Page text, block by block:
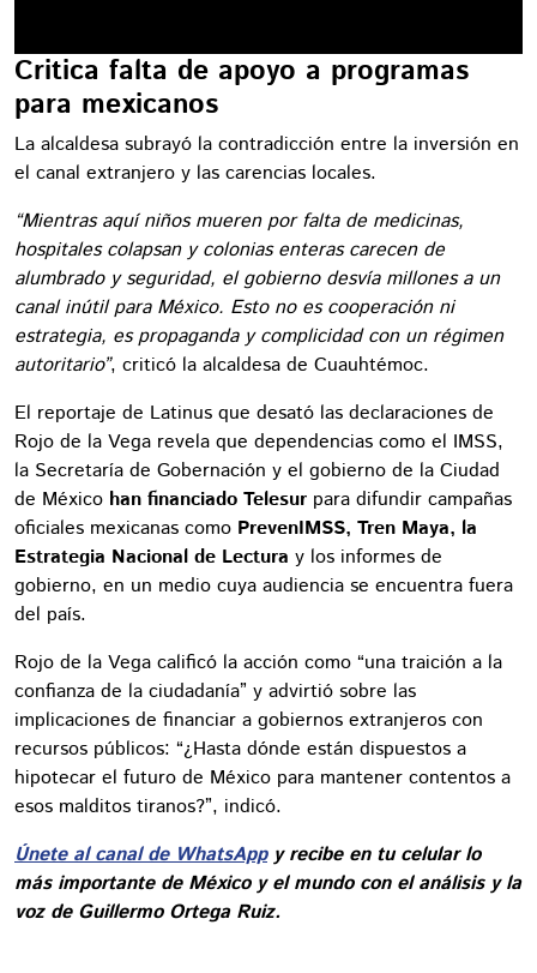
Critica falta de apoyo a programas
para mexicanos
La alcaldesa subrayó la contradicción entre la inversión en
el canal extranjero y las carencias locales.
“Mientras aquí niños mueren por falta de medicinas,
hospitales colapsan y colonias enteras carecen de
alumbrado y seguridad, el gobierno desvía millones a un
canal inútil para México. Esto no es cooperación ni
estrategia, es propaganda y complicidad con un régimen
autoritario”, criticó la alcaldesa de Cuauhtémoc.
El reportaje de Latinus que desató las declaraciones de
Rojo de la Vega revela que dependencias como el IMSS,
la Secretaría de Gobernación y el gobierno de la Ciudad
de México han financiado Telesur para difundir campañas
oficiales mexicanas como PrevenIMSS, Tren Maya, la
Estrategia Nacional de Lectura y los informes de
gobierno, en un medio cuya audiencia se encuentra fuera
del país.
Rojo de la Vega calificó la acción como “una traición a la
confianza de la ciudadanía” y advirtió sobre las
implicaciones de financiar a gobiernos extranjeros con
recursos públicos: “¿Hasta dónde están dispuestos a
hipotecar el futuro de México para mantener contentos a
esos malditos tiranos?”, indicó.
Únete al canal de WhatsAppy recibe en tu celular lo
más importante de México y el mundo con el análisis y la
voz de Guillermo Ortega Ruiz.